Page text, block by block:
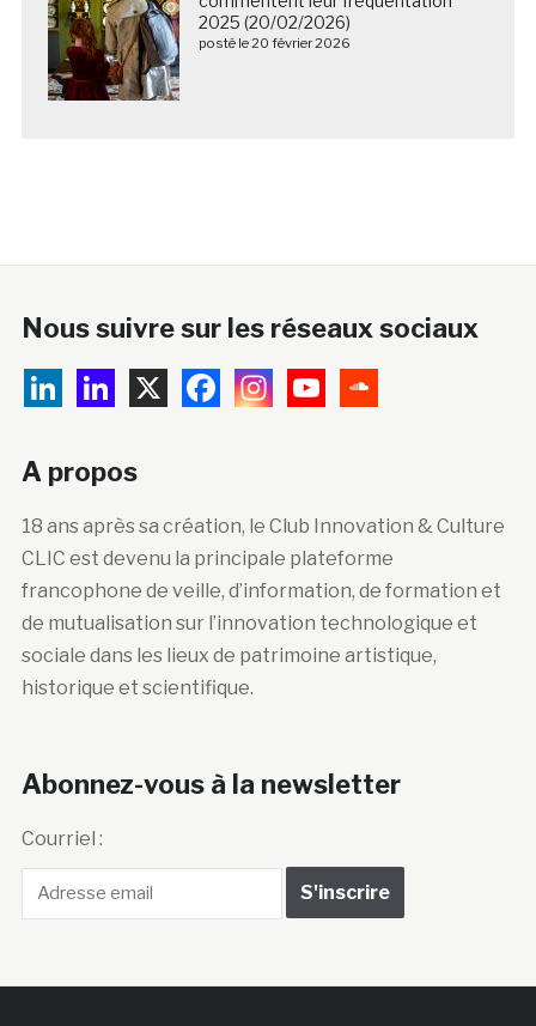
2025 (20/02/2026)
posté le 20 février 2026
Nous suivre sur les réseaux sociaux
A propos
18 ans après sa création, le Club Innovation & Culture
CLIC est devenu la principale plateforme
francophone de veille, d’information, de formation et
de mutualisation sur l’innovation technologique et
sociale dans les lieux de patrimoine artistique,
historique et scientifique.
Abonnez-vous à la newsletter
Courriel :